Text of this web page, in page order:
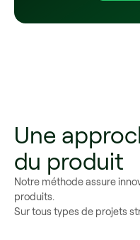
Une
du produit
Notre méthode assure
produits.
Sur tous types de projets